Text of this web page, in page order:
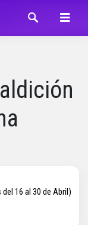
16 al 30 de Abril)